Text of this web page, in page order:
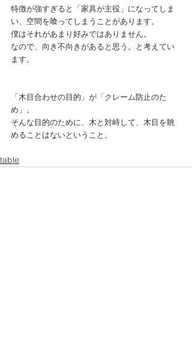
特徴が強すぎると「家具が主役」になってしま
い、空間を喰ってしまうことがあります。
僕はそれがあまり好みではありません。
なので、向き不向きがあると思う。と考えてい
ます。
「木目合わせの目的」が「クレーム防止のた
め」。
そんな目的のために、木と対峙して、木目を眺
めることはないということ。
table